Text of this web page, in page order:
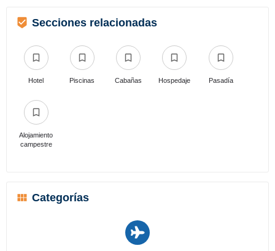
Secciones relacionadas
Hotel Piscinas Cabañas Hospedaje Pasadía
Alojamiento
campestre
Categorías